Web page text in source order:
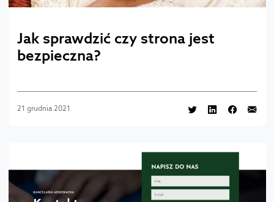
Jak sprawdzić czy strona jest
bezpieczna?
21 grudnia 2021